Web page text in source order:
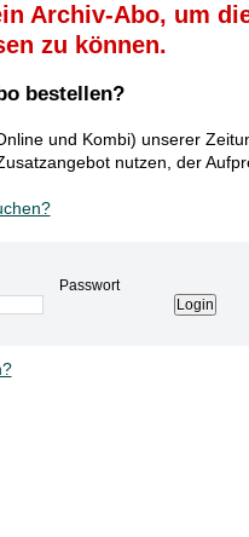
Archiv-Abo, um
zu können.
bestellen?
und Kombi) unserer
nutzen, der
Passwort